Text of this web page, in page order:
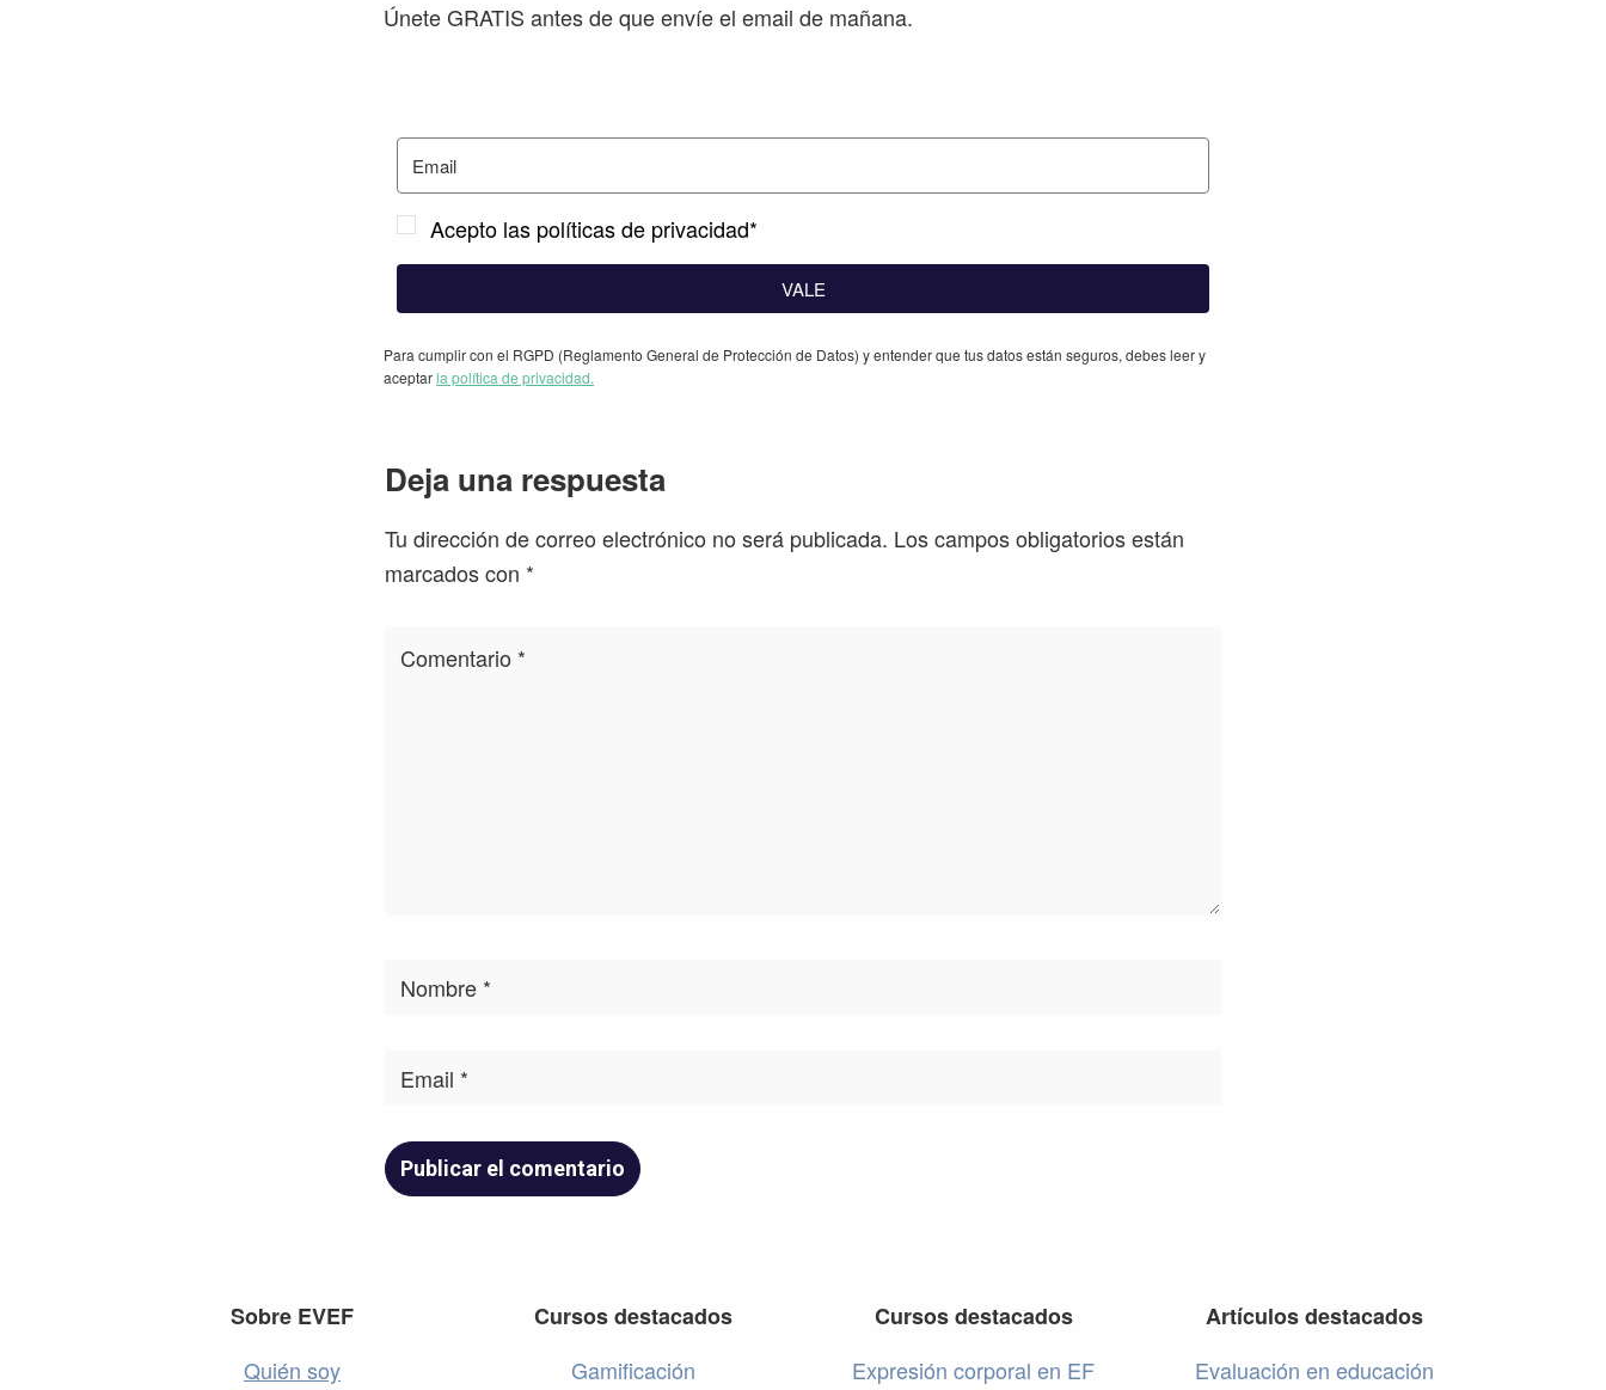
Únete GRATIS antes de que envíe el email de mañana.
Acepto las políticas de privacidad*
VALE
Para cumplir con el RGPD (Reglamento General de Protección de Datos) y entender que tus datos están seguros, debes leer y
aceptarla política de privacidad.
Interacciones
con
los
Deja una respuesta
Tu dirección de correo electrónico no será publicada. Los campos obligatorios están
marcados con *
Sobre EVEF
Quién soy
Cursos destacados
Gamificación
Cursos destacados
Expresión corporal en EF
Artículos destacados
Evaluación en educación